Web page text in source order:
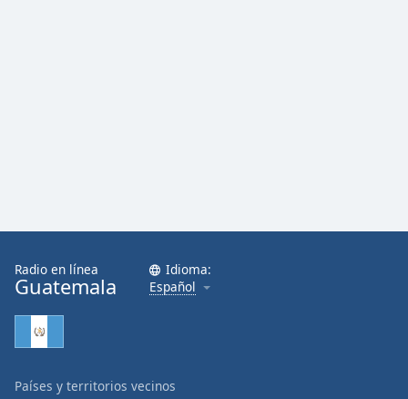
Radio en línea
Guatemala
Idioma:
Español
Países y territorios vecinos